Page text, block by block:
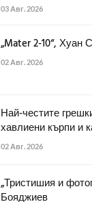
03 Авг. 2026
„Mater 2-10“, Хуан
02 Авг. 2026
Най-честите
хавлиени кърпи и
02 Авг. 2026
„Тристишия и
Бояджиев